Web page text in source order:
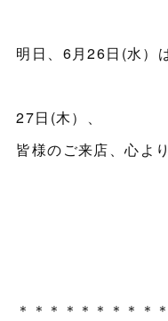
明日、6月26日(水）
27日(木）、
皆様のご来店、心よ
＊＊＊＊＊＊＊＊＊